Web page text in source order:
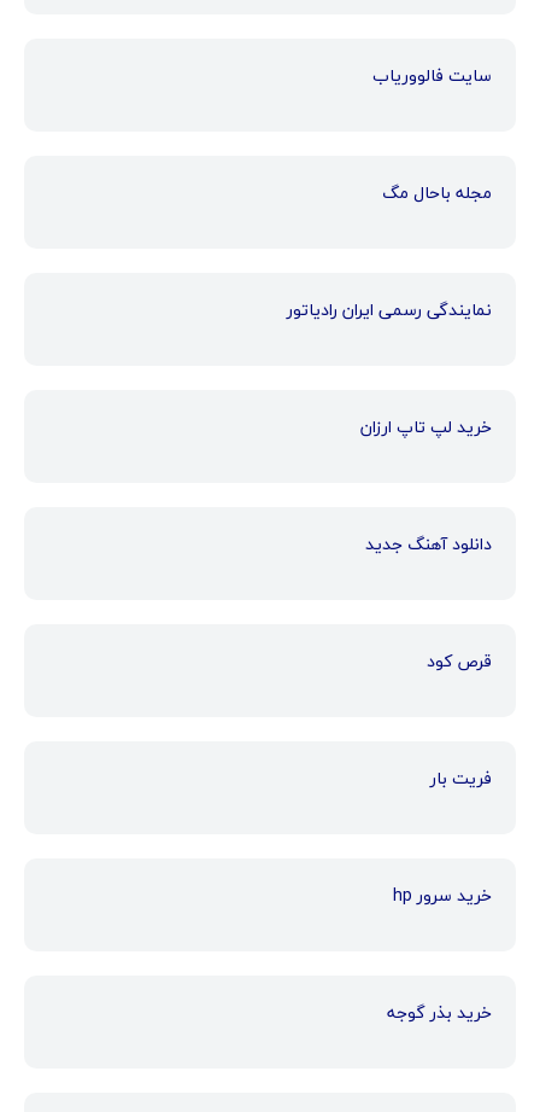
سایت فالووریاب
مجله باحال مگ
نمایندگی رسمی ایران رادیاتور
خرید لپ تاپ ارزان
دانلود آهنگ جدید
قرص کود
فریت بار
خرید سرور hp
خرید بذر گوجه